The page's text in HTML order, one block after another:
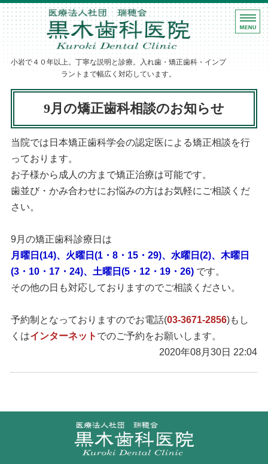
黒木歯科医院｜
小岩で４０年以上。丁寧な説明と診療。入れ歯・矯正歯科・インプ
ラントまで幅広く対応しています。
ホーム
診療案内
歯科医師紹介
アクセス
9月の矯正歯科相談のお知らせ
当院では日本矯正歯科学会の認定医による矯正相談を行
っております。
お子様から成人の方まで矯正治療は可能です。
歯並び・かみ合わせにお悩みの方はお気軽にご相談くだ
さい。
9月の矯正歯科診療日は
月曜日(14)、火曜日(1・8・15・29)、水曜日(2)、木曜日
(3・10・17・24)、土曜日(5・12・19・26)です。
その他の日も対応しておりますのでご相談ください。
予約制となっておりますのでお電話(03-3671-2856)もし
くはインターネット でのご予約をお願いします。
2020年08月30日 22:04